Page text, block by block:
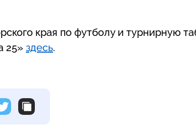
края по футболу и турнирную
25» здесь.